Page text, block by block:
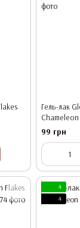
Гель-лак
Chameleon
99 грн
4
4